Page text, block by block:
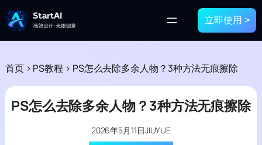
立即使用 >
首页 > PS教程 > PS怎么去除多余人物？3种方法无痕擦除
PS怎么去除多余人物？3种方法无痕擦除
2026年5月11日JIUYUE